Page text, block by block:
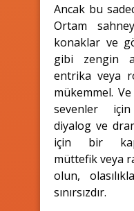
Ancak bu
Ortam
konaklar ve
gibi zengin
entrika veya
mükemmel.
sevenler
diyalog ve
için bir
müttefik veya
olun,
sınırsızdır.